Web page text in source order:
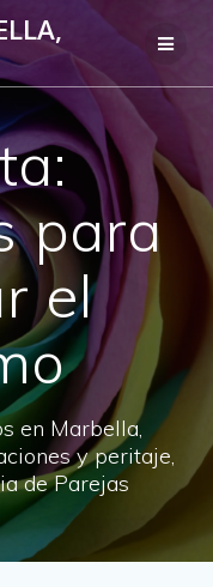
para
el
en Marbella,
y peritaje,
de Parejas